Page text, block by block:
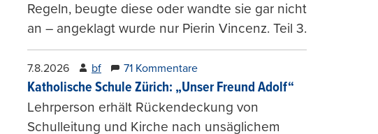
Regeln, beugte diese oder wandte sie gar nicht
an – angeklagt wurde nur Pierin Vincenz. Teil 3.
7.8.2026 bf 71 Kommentare
Katholische Schule Zürich: „Unser Freund Adolf“
Lehrperson erhält Rückendeckung von
Schulleitung und Kirche nach unsäglichem